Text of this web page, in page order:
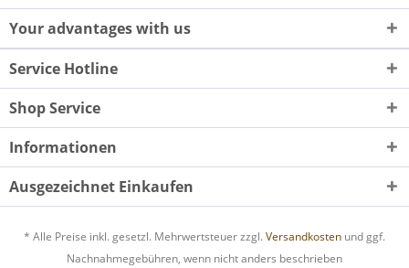
Your advantages with us
Service Hotline
Shop Service
Informationen
Ausgezeichnet Einkaufen
* Alle Preise inkl. gesetzl. Mehrwertsteuer zzgl. Versandkosten und ggf.
Nachnahmegebühren, wenn nicht anders beschrieben